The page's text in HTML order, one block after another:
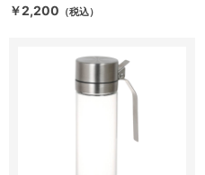
￥2,200 （税込）